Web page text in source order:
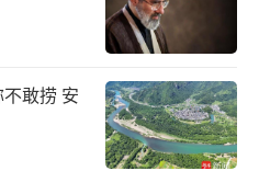
敢捞 安